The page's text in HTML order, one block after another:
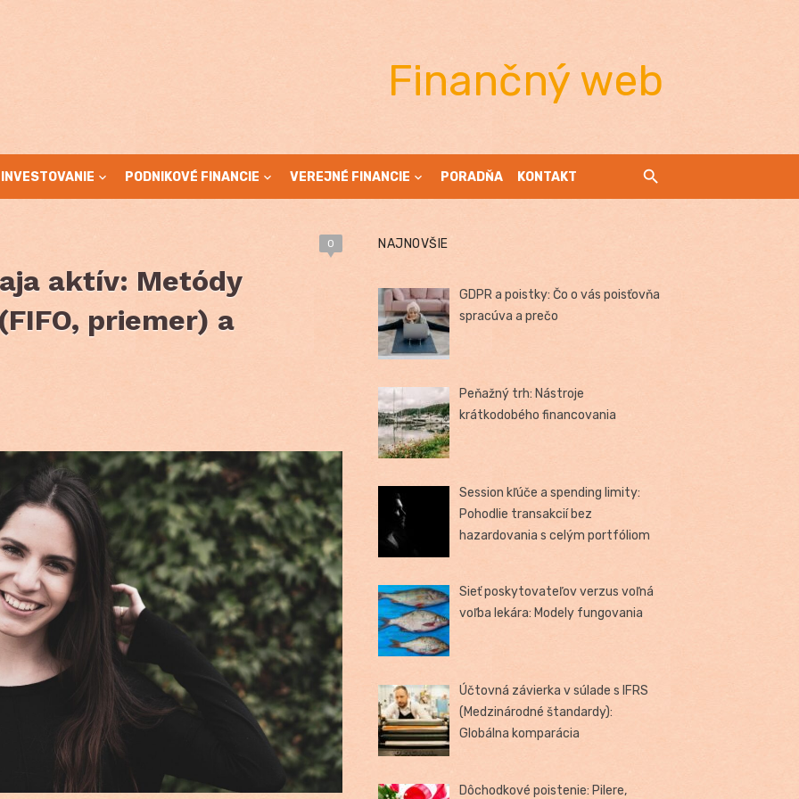
Finančný web
INVESTOVANIE PODNIKOVÉ FINANCIE VEREJNÉ FINANCIE PORADŇA KONTAKT
0
aktív: Metódy
priemer) a
NAJNOVŠIE
GDPR a poistky: Čo o vás poisťovňa
spracúva a prečo
Peňažný trh: Nástroje
krátkodobého financovania
Session kľúče a spending limity:
Pohodlie transakcií bez
hazardovania s celým portfóliom
Sieť poskytovateľov verzus voľná
voľba lekára: Modely fungovania
Účtovná závierka v súlade s IFRS
(Medzinárodné štandardy):
Globálna komparácia
Dôchodkové poistenie: Pilere,